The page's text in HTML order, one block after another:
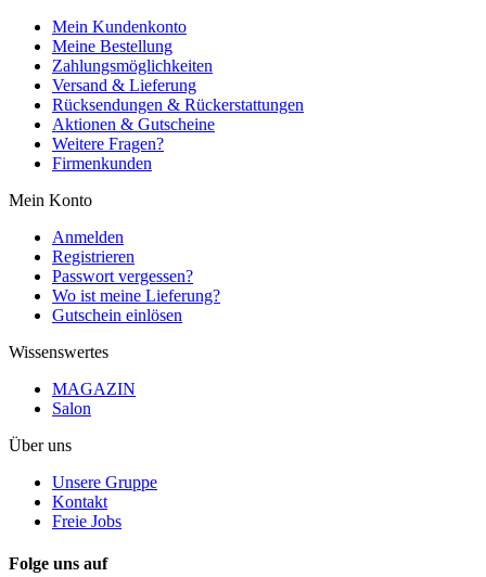
Mein Kundenkonto
Meine Bestellung
Zahlungsmöglichkeiten
Versand & Lieferung
Rücksendungen & Rückerstattungen
Aktionen & Gutscheine
Weitere Fragen?
Firmenkunden
Mein Konto
Anmelden
Registrieren
Passwort vergessen?
Wo ist meine Lieferung?
Gutschein einlösen
Wissenswertes
MAGAZIN
Salon
Über uns
Unsere Gruppe
Kontakt
Freie Jobs
Folge uns auf